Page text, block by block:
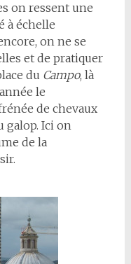
on ressent une
à échelle
on ne se
et de pratiquer
du Campo, là
le
de chevaux
galop. Ici on
de la